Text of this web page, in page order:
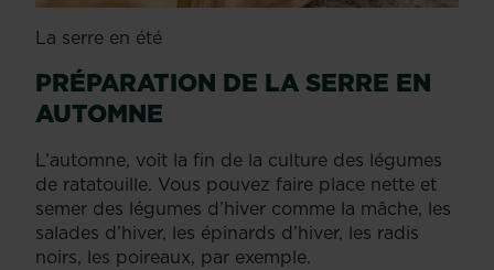
La serre en été
PRÉPARATION DE LA SERRE EN
AUTOMNE
L’automne, voit la fin de la culture des légumes
de ratatouille. Vous pouvez faire place nette et
semer des légumes d’hiver comme la mâche, les
salades d’hiver, les épinards d’hiver, les radis
noirs, les poireaux, par exemple.